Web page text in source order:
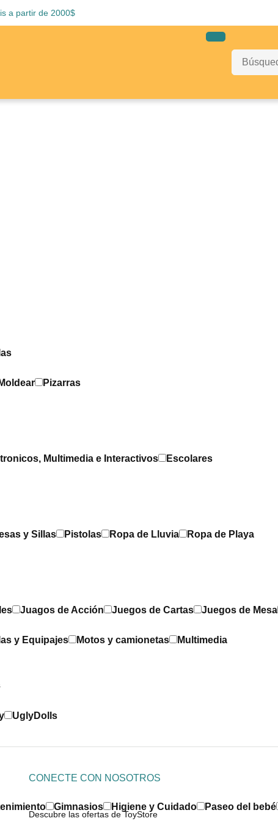
a partir de 2000$
Pizarras
Multimedia e Interactivos
Escolares
y Sillas Pistolas Ropa de Lluvia
Ropa de Playa
Juagos de Acción Juegos de Cartas Juegos de Mesa
y Equipajes Motos y camionetas
Multimedia
UglyDolls
Gimnasios Higiene y Cuidado Paseo del bebé
CONECTE CON NOSOTROS
Descubre las ofertas de ToyStore